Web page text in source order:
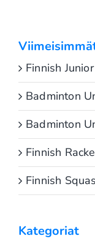
Finnish
Badminton
Badminton
Finnish
Finnish
Kategoriat